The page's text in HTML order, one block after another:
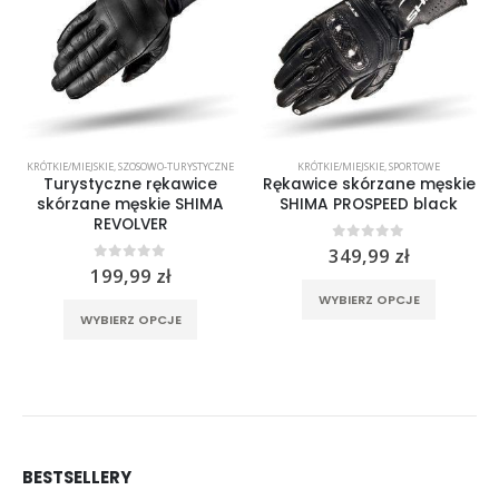
KRÓTKIE/MIEJSKIE,SZOSOWO-TURYSTYCZNE
Turystyczne rękawice
skórzane męskie SHIMA
REVOLVER
0out of 5
199,99 zł
WYBIERZ OPCJE
KRÓTKIE/MIEJSKIE,SPORTOWE
Rękawice skórzane męskie
SHIMA PROSPEED black
0 out of 5
349,99 zł
WYBIERZ OPCJE
BESTSELLERY